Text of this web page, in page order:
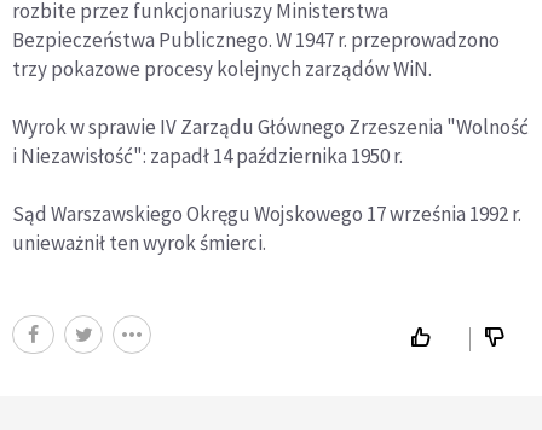
rozbite przez funkcjonariuszy Ministerstwa
Bezpieczeństwa Publicznego. W 1947 r. przeprowadzono
trzy pokazowe procesy kolejnych zarządów WiN.
Wyrok w sprawie IV Zarządu Głównego Zrzeszenia "Wolność
i Niezawisłość": zapadł 14 października 1950 r.
Sąd Warszawskiego Okręgu Wojskowego 17 września 1992 r.
unieważnił ten wyrok śmierci.